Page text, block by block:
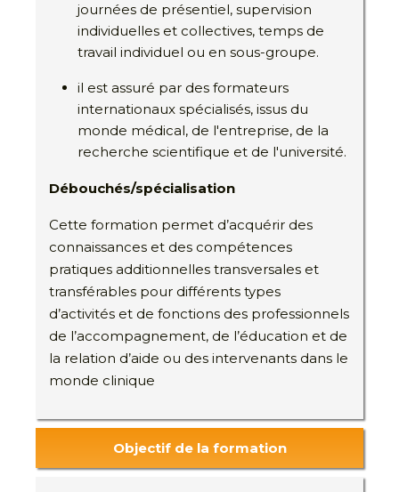
journées de présentiel, supervision
individuelles et collectives, temps de
travail individuel ou en sous-groupe.
il est assuré par des formateurs
internationaux spécialisés, issus du
monde médical, de l'entreprise, de la
recherche scientifique et de l'université.
Débouchés/spécialisation
Cette formation permet d’acquérir des
connaissances et des compétences
pratiques additionnelles transversales et
transférables pour différents types
d’activités et de fonctions des professionnels
de l’accompagnement, de l’éducation et de
la relation d’aide ou des intervenants dans le
monde clinique
Objectif de la formation